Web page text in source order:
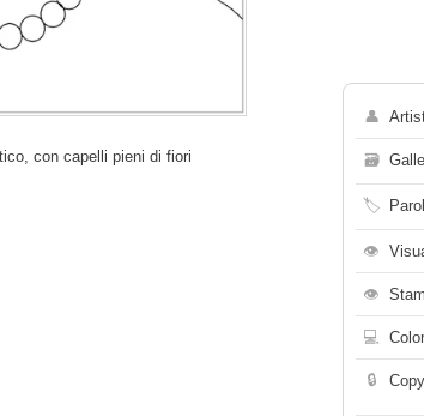
con capelli pieni di fiori
👤
🗃
🏷
👁
👁
💻
🔒